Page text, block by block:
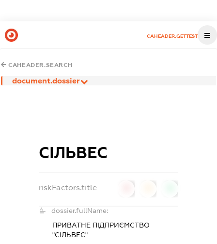
CAHEADER.GETTEST
CAHEADER.SEARCH
document.dossier
СІЛЬВЕС
riskFactors.title
dossier.fullName:
ПРИВАТНЕ ПІДПРИЄМСТВО
"СІЛЬВЕС"